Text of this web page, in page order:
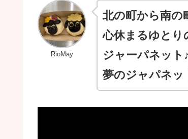
RioMay
北の町から南
心休まるゆと
ジャーパネッ
夢のジャパネッ